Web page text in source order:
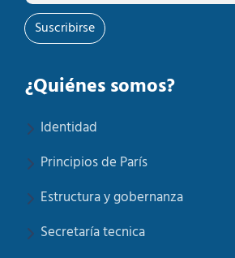
Suscribirse
¿Quiénes somos?
Identidad
Principios de París
Estructura y gobernanza
Secretaría tecnica